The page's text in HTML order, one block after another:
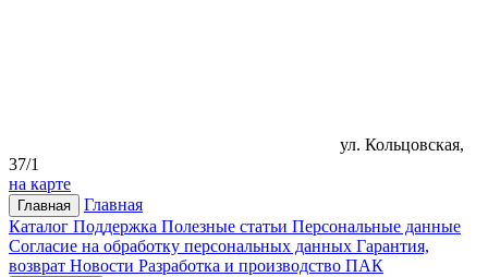
ул. Кольцовская,
37/1
на карте
Главная
Главная
Каталог Поддержка Полезные статьи Персональные данные
Согласие на обработку персональных данных Гарантия,
возврат Новости Разработка и производство ПАК